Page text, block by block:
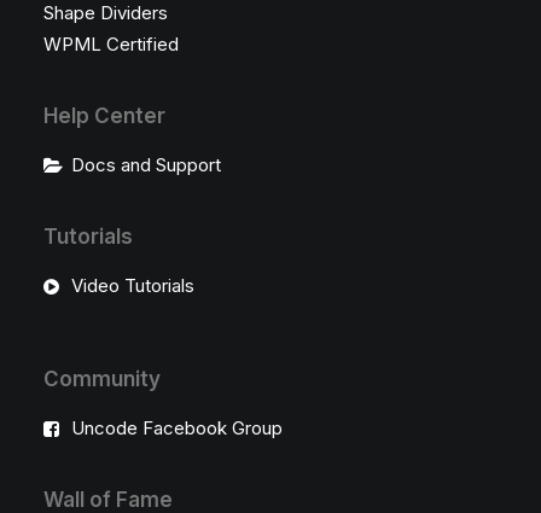
Shape Dividers
WPML Certified
Help Center
Docs and Support
Tutorials
Video Tutorials
Community
Uncode Facebook Group
Wall of Fame